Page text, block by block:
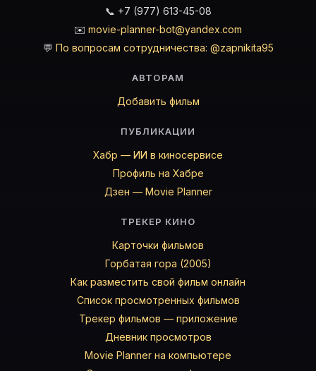
📞 +7 (977) 613-45-08
✉️ movie-planner-bot@yandex.com
💬 По вопросам сотрудничества: @zapnikita95
АВТОРАМ
Добавить фильм
ПУБЛИКАЦИИ
Хабр — ИИ в киносервисе
Профиль на Хабре
Дзен — Movie Planner
ТРЕКЕР КИНО
Карточки фильмов
Горбатая гора (2005)
Как разместить свой фильм онлайн
Список просмотренных фильмов
Трекер фильмов — приложение
Дневник просмотров
Movie Planner на компьютере